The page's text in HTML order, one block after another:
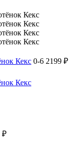
Кекс 0-6 2199 ₽
Кекс
₽